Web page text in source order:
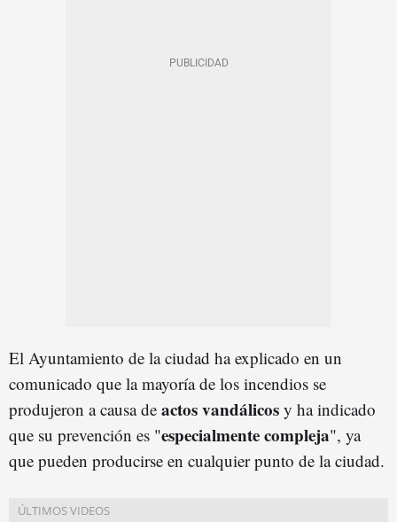
El Ayuntamiento de la ciudad ha explicado en un
comunicado que la mayoría de los incendios se
produjeron a causa de actos vandálicos y ha indicado
que su prevención es "especialmente compleja", ya
que pueden producirse en cualquier punto de la ciudad.